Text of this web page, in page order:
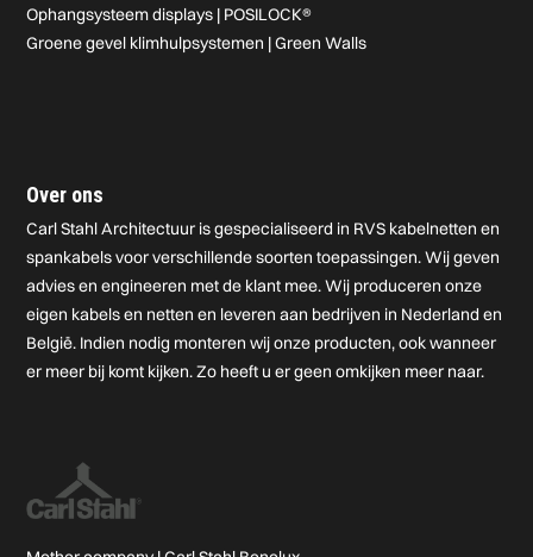
Ophangsysteem displays | POSILOCK®
Groene gevel klimhulpsystemen | Green Walls
Over ons
Carl Stahl Architectuur is gespecialiseerd in RVS kabelnetten en
spankabels voor verschillende soorten toepassingen. Wij geven
advies en engineeren met de klant mee. Wij produceren onze
eigen kabels en netten en leveren aan bedrijven in Nederland en
België. Indien nodig monteren wij onze producten, ook wanneer
er meer bij komt kijken. Zo heeft u er geen omkijken meer naar.